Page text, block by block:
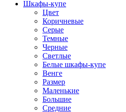
Шкафы-купе
Цвет
Коричневые
Серые
Темные
Черные
Светлые
Белые шкафы-купе
Венге
Размер
Маленькие
Большие
Средние